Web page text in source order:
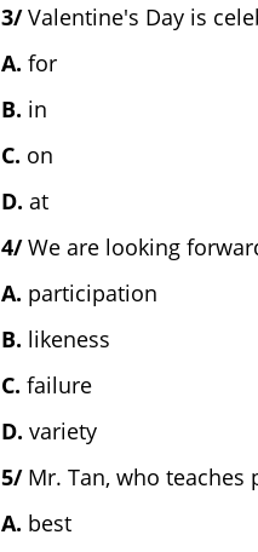
3/Valentine's Day is
A.
B.
C.
D. at
4/We are looking
A.
B.
C.
D. variety
5/Mr. Tan, who teaches
A.